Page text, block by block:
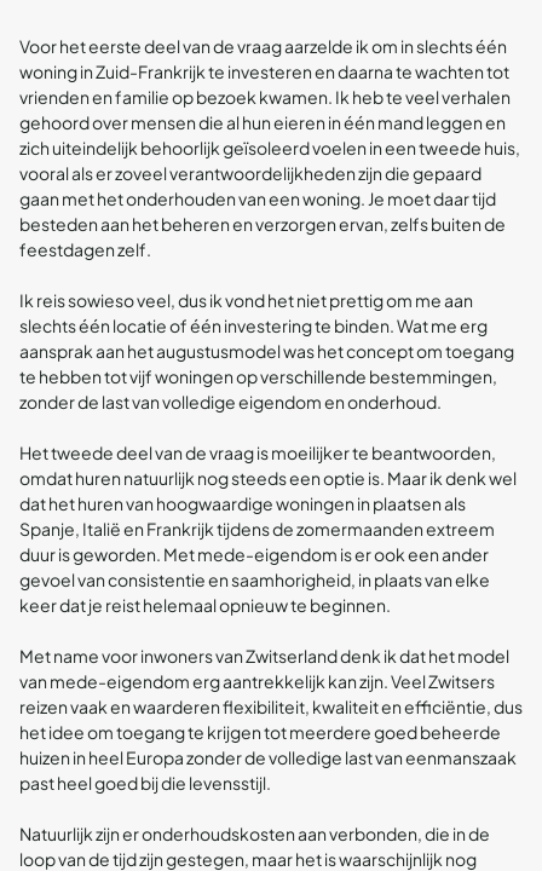
Voor het eerste deel van de vraag aarzelde ik om in slechts één
woning in Zuid-Frankrijk te investeren en daarna te wachten tot
vrienden en familie op bezoek kwamen. Ik heb te veel verhalen
gehoord over mensen die al hun eieren in één mand leggen en
zich uiteindelijk behoorlijk geïsoleerd voelen in een tweede huis,
vooral als er zoveel verantwoordelijkheden zijn die gepaard
gaan met het onderhouden van een woning. Je moet daar tijd
besteden aan het beheren en verzorgen ervan, zelfs buiten de
feestdagen zelf.
Ik reis sowieso veel, dus ik vond het niet prettig om me aan
slechts één locatie of één investering te binden. Wat me erg
aansprak aan het augustusmodel was het concept om toegang
te hebben tot vijf woningen op verschillende bestemmingen,
zonder de last van volledige eigendom en onderhoud.
Het tweede deel van de vraag is moeilijker te beantwoorden,
omdat huren natuurlijk nog steeds een optie is. Maar ik denk wel
dat het huren van hoogwaardige woningen in plaatsen als
Spanje, Italië en Frankrijk tijdens de zomermaanden extreem
duur is geworden. Met mede-eigendom is er ook een ander
gevoel van consistentie en saamhorigheid, in plaats van elke
keer dat je reist helemaal opnieuw te beginnen.
Met name voor inwoners van Zwitserland denk ik dat het model
van mede-eigendom erg aantrekkelijk kan zijn. Veel Zwitsers
reizen vaak en waarderen flexibiliteit, kwaliteit en efficiëntie, dus
het idee om toegang te krijgen tot meerdere goed beheerde
huizen in heel Europa zonder de volledige last van eenmanszaak
past heel goed bij die levensstijl.
Natuurlijk zijn er onderhoudskosten aan verbonden, die in de
loop van de tijd zijn gestegen, maar het is waarschijnlijk nog